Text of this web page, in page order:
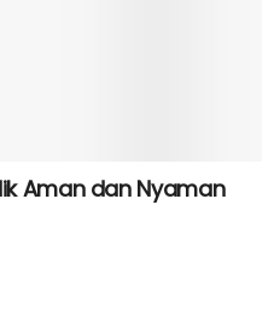
Aman dan Nyaman